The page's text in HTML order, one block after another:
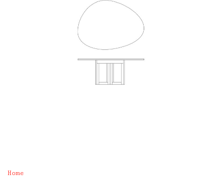
Home